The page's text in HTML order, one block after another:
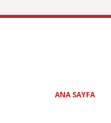
ANA SAYFA